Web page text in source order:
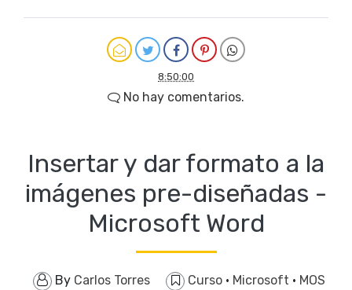
8:50:00
No hay comentarios.
Insertar y dar formato a la
imágenes pre-diseñadas -
Microsoft Word
By Carlos Torres Curso · Microsoft · MOS